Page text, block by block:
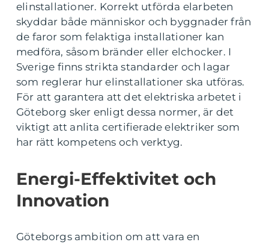
elinstallationer. Korrekt utförda elarbeten
skyddar både människor och byggnader från
de faror som felaktiga installationer kan
medföra, såsom bränder eller elchocker. I
Sverige finns strikta standarder och lagar
som reglerar hur elinstallationer ska utföras.
För att garantera att det elektriska arbetet i
Göteborg sker enligt dessa normer, är det
viktigt att anlita certifierade elektriker som
har rätt kompetens och verktyg.
Energi-Effektivitet och
Innovation
Göteborgs ambition om att vara en